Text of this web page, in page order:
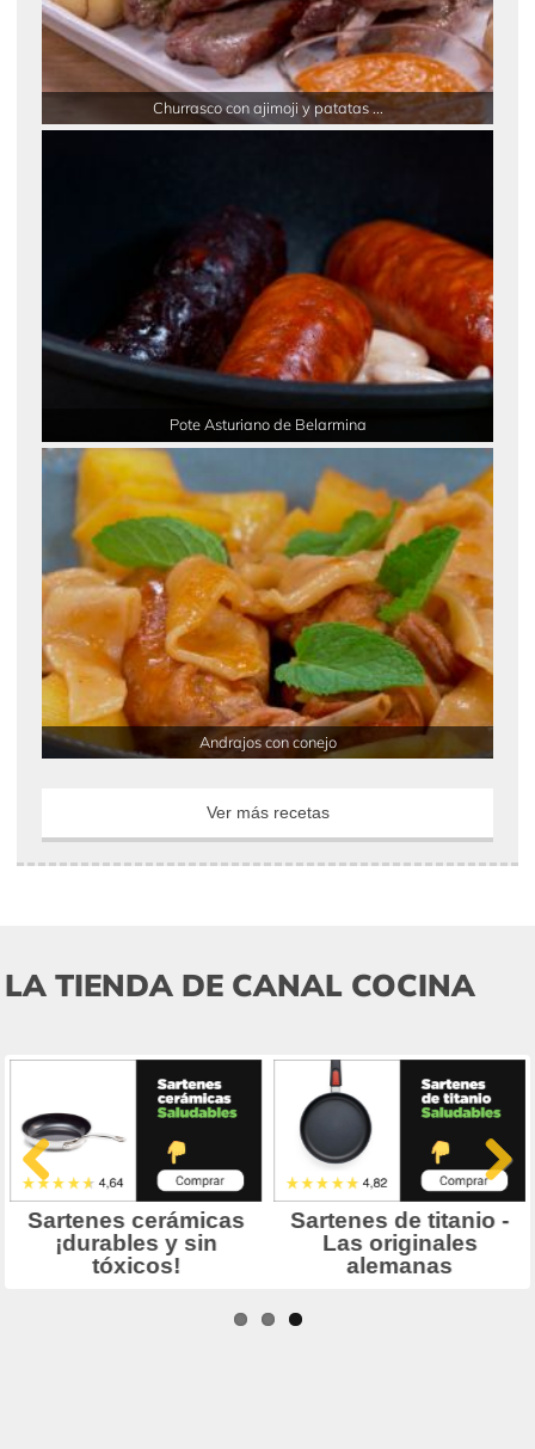
Churrasco con ajimoji y patatas ...
Pote Asturiano de Belarmina
Andrajos con conejo
Ver más recetas
LA TIENDA DE CANAL COCINA